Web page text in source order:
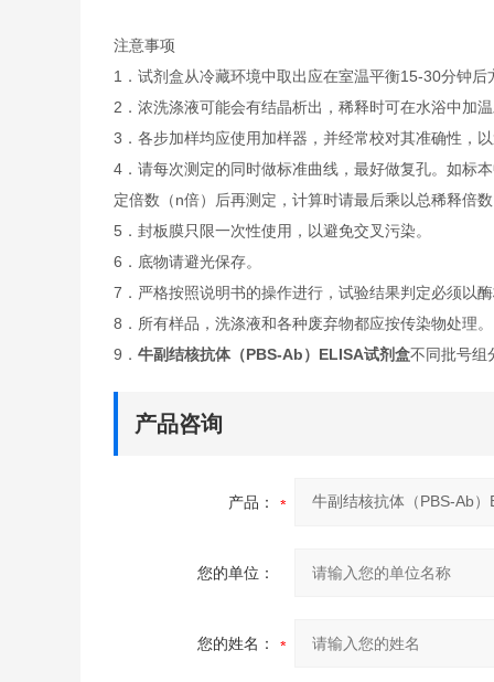
注意事项
1．试剂盒从冷藏环境中取出应在室温平衡15-30分钟
2．浓洗涤液可能会有结晶析出，稀释时可在水浴中加
3．各步加样均应使用加样器，并经常校对其准确性，
4．请每次测定的同时做标准曲线，最好做复孔。如标
定倍数（n倍）后再测定，计算时请最后乘以总稀释倍
5．封板膜只限一次性使用，以避免交叉污染。
6．底物请避光保存。
7．严格按照说明书的操作进行，试验结果判定必须以
8．所有样品，洗涤液和各种废弃物都应按传染物处理。
9． 牛副结核抗体（PBS-Ab）ELISA试剂盒不同批号组
产品咨询
产品：
您的单位：
您的姓名：